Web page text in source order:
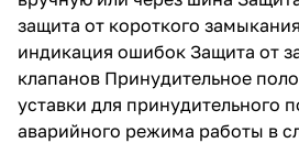
защита от короткого
индикация ошибок Защита от
клапанов Принудительное
уставки для принудительного
аварийного режима работы в